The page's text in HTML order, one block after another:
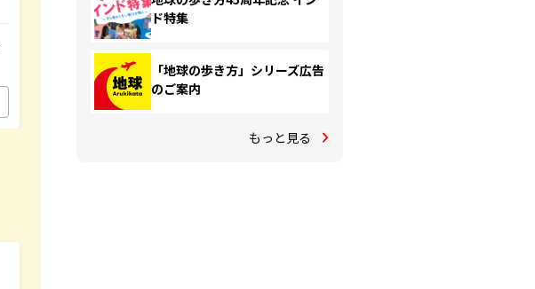
ド特集
「地球の歩き方」シリーズ広告
のご案内
もっと見る